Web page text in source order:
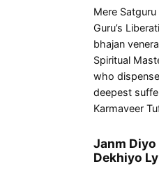
Mere
Guru’s
bhajan
Spiritual
who
deepest
Karmaveer
Janm Diyo
Dekhiyo